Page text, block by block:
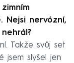
Nejsi nervózní,
Takže svůj set
jsem slyšel jen